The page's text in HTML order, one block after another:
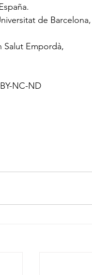
de Barcelona,
Salut Empordà,
NC-ND